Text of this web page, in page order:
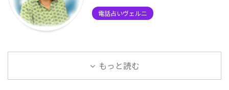
電話占いヴェルニ
もっと読む